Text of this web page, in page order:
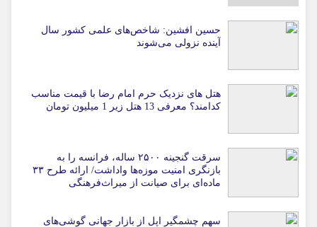
حسین افشین: شاخص‌های علمی کشور سال
آینده نزولی می‌شوند
هتل های نزدیک حرم امام رضا با قیمت مناسب
کدامند؟ معرفی 13 هتل زیر 1 میلیون تومان
سرقت گنجینه ۲۵۰۰ ساله، فرانسه را به
بازنگری امنیت موزه‌ها واداشت/ ارائه طرح ۳۳
ماده‌ای برای صیانت از میراث‌فرهنگی
سهم چشمگیر اپل از بازار جهانی گوشی‌های